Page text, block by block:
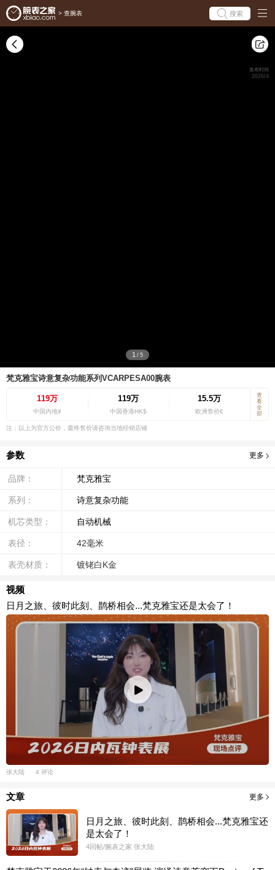
> 查腕表 搜索
1 / 5
发布时间
2026/4
梵克雅宝诗意复杂功能系列VCARPESA00腕表
119万
中国内地¥
119万
中国香港HK$
15.5万
欧洲售价€
查
看
全
部
注：以上为官方公价，最终售价请咨询当地经销店铺
参数 更多
品牌： 梵克雅宝
系列： 诗意复杂功能
机芯类型： 自动机械
表径： 42毫米
表壳材质： 镀铑白K金
视频
日月之旅、彼时此刻、鹊桥相会...梵克雅宝还是太会了！
张大陆 4 评论
文章 更多
日月之旅、彼时此刻、鹊桥相会...梵克雅宝还
是太会了！
4回帖/腕表之家 张大陆